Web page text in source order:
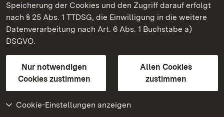
Speicherung der Cookies und den Zugriff darauf erfolgt
nach § 25 Abs. 1 TTDSG, die Einwilligung in die weitere
Datenverarbeitung nach Art. 6 Abs. 1 Buchstabe a)
DSGVO.
Nur notwendigen
Cookies zustimmen
Allen Cookies
zustimmen
Cookie-Einstellungen anzeigen
Staatliche Schlösser und Gärten Baden-Württemberg
Kontakt
GebärdenspracheLeichte Sprache
Erklärung zur Barrierefreiheit
BITV-konform (geprüfte Seiten)
Weiteres